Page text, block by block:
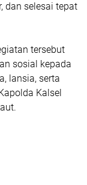
dan selesai tepat
tersebut
sosial kepada
lansia, serta
Kalsel